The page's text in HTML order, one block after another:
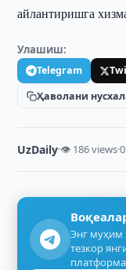
айлантиришга
Улашиш:
Telegram
Ҳаволани
UzDaily·👁 186 views·
Энг муҳим
тезкор